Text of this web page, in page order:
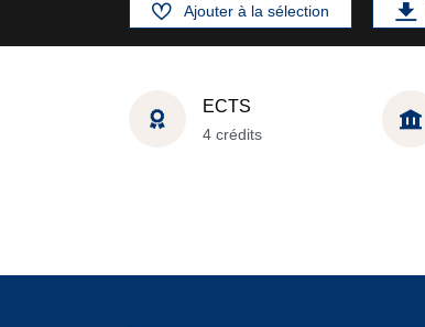
Ajouter à la sélection
ECTS
4 crédits